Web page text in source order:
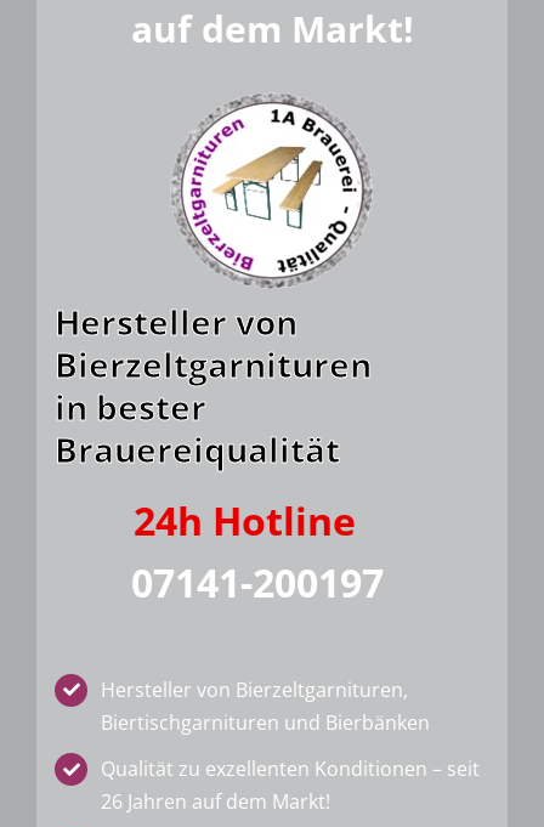
auf dem Markt!
Hersteller von
Bierzeltgarnituren
in bester
Brauereiqualität
24h Hotline
07141-200197
Hersteller von Bierzeltgarnituren,
Biertischgarnituren und Bierbänken
Qualität zu exzellenten Konditionen – seit
26 Jahren auf dem Markt!